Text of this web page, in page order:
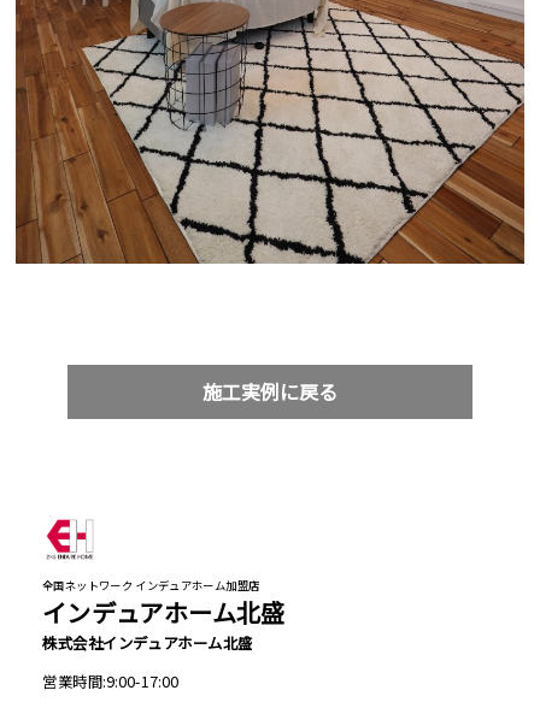
施工実例に戻る
全国ネットワーク インデュアホーム加盟店
インデュアホーム北盛
株式会社インデュアホーム北盛
営業時間:9:00-17:00